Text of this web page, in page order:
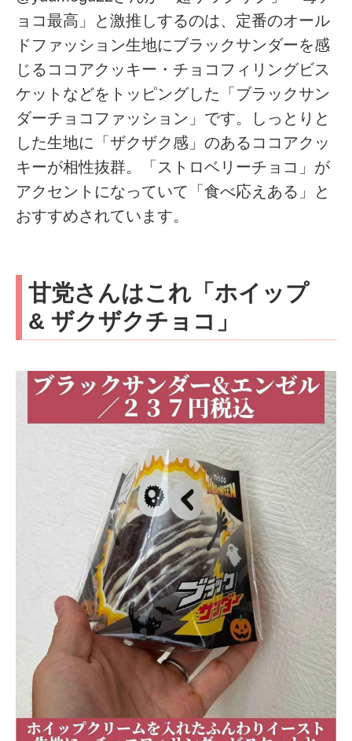
ョコ最高」と激推しするのは、定番のオール
ドファッション生地にブラックサンダーを感
じるココアクッキー・チョコフィリングビス
ケットなどをトッピングした「ブラックサン
ダーチョコファッション」です。しっとりと
した生地に「ザクザク感」のあるココアクッ
キーが相性抜群。「ストロベリーチョコ」が
アクセントになっていて「食べ応えある」と
おすすめされています。
甘党さんはこれ「ホイップ
& ザクザクチョコ」